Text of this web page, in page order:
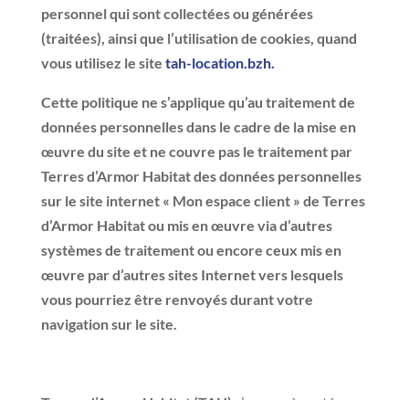
personnel qui sont collectées ou générées
(traitées), ainsi que l’utilisation de cookies, quand
vous utilisez le site tah-location.bzh.
Cette politique ne s’applique qu’au traitement de
données personnelles dans le cadre de la mise en
œuvre du site et ne couvre pas le traitement par
Terres d’Armor Habitat des données personnelles
sur le site internet « Mon espace client » de Terres
d’Armor Habitat ou mis en œuvre via d’autres
systèmes de traitement ou encore ceux mis en
œuvre par d’autres sites Internet vers lesquels
vous pourriez être renvoyés durant votre
navigation sur le site.